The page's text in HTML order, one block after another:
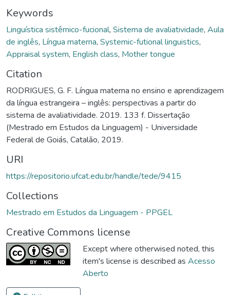
Keywords
Linguística sistêmico-fucional, Sistema de avaliatividade, Aula
de inglês, Língua materna, Systemic-futional linguistics,
Appraisal system, English class, Mother tongue
Citation
RODRIGUES, G. F. Língua materna no ensino e aprendizagem
da língua estrangeira – inglês: perspectivas a partir do
sistema de avaliatividade. 2019. 133 f. Dissertação
(Mestrado em Estudos da Linguagem) - Universidade
Federal de Goiás, Catalão, 2019.
URI
https://repositorio.ufcat.edu.br/handle/tede/9415
Collections
Mestrado em Estudos da Linguagem - PPGEL
Creative Commons license
Except where otherwised noted, this
item's license is described as Acesso
Aberto